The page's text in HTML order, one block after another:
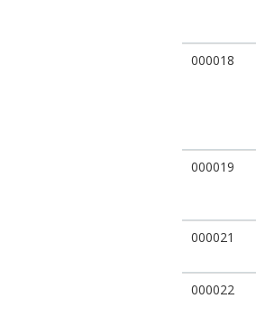
000018
000019
000021
000022